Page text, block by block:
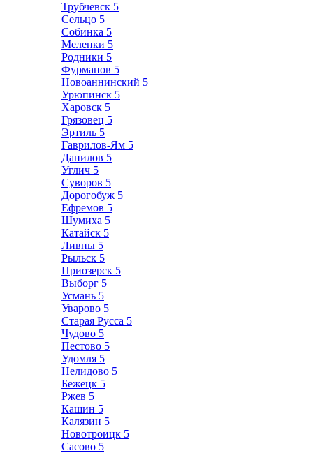
Трубчевск 5
Сельцо 5
Собинка 5
Меленки 5
Родники 5
Фурманов 5
Новоаннинский 5
Урюпинск 5
Харовск 5
Грязовец 5
Эртиль 5
Гаврилов-Ям 5
Данилов 5
Углич 5
Суворов 5
Дорогобуж 5
Ефремов 5
Шумиха 5
Катайск 5
Ливны 5
Рыльск 5
Приозерск 5
Выборг 5
Усмань 5
Уварово 5
Старая Русса 5
Чудово 5
Пестово 5
Удомля 5
Нелидово 5
Бежецк 5
Ржев 5
Кашин 5
Калязин 5
Новотроицк 5
Сасово 5